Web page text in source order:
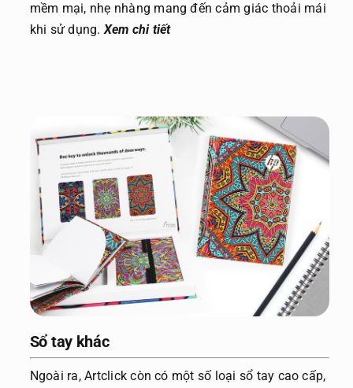
mềm mại, nhẹ nhàng mang đến cảm giác thoải mái
khi sử dụng.Xem chi tiết
Sổ tay khác
Ngoài ra, Artclick còn có một số loại sổ tay cao cấp,